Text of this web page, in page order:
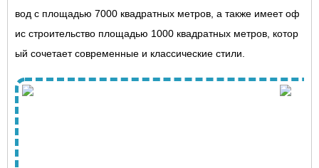
вод с площадью 7000 квадратных метров, а также имеет оф
ис строительство площадью 1000 квадратных метров, котор
ый сочетает современные и классические стили.